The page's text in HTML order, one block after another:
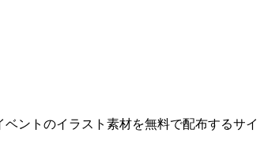
ントのイラスト素材を無料で配布するサイ